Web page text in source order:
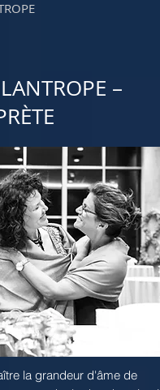
–
la grandeur d'âme de